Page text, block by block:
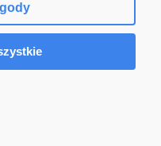
Shoper.pl